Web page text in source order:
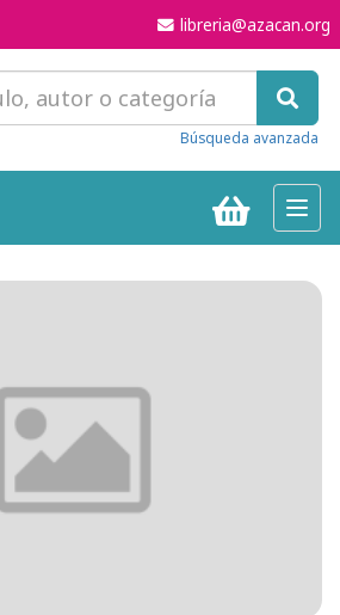
libreria@azacan.org
Búsqueda avanzada